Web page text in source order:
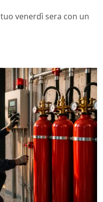
venerdì sera con un